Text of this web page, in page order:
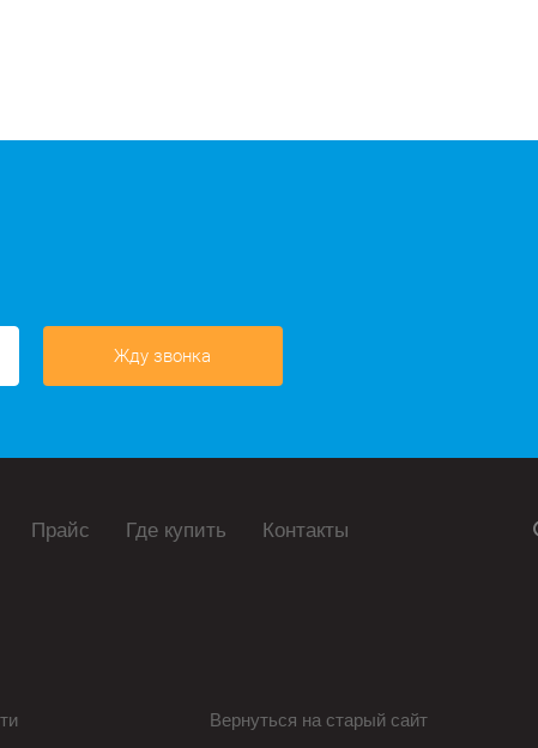
Жду звонка
Прайс Где купить Контакты
Вернуться на старый сайт